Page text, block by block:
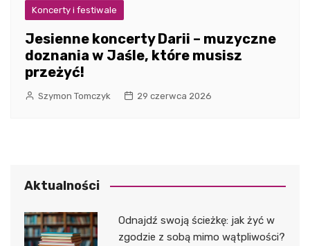
Koncerty i festiwale
Jesienne koncerty Darii – muzyczne
doznania w Jaśle, które musisz
przeżyć!
Szymon Tomczyk 29 czerwca 2026
Aktualności
Odnajdź swoją ścieżkę: jak żyć w
zgodzie z sobą mimo wątpliwości?